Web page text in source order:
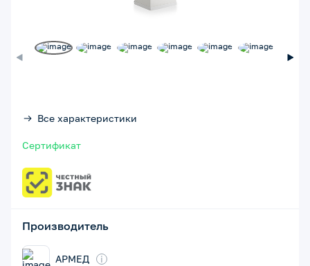
Все характеристики
Сертификат
Производитель
АРМЕД i